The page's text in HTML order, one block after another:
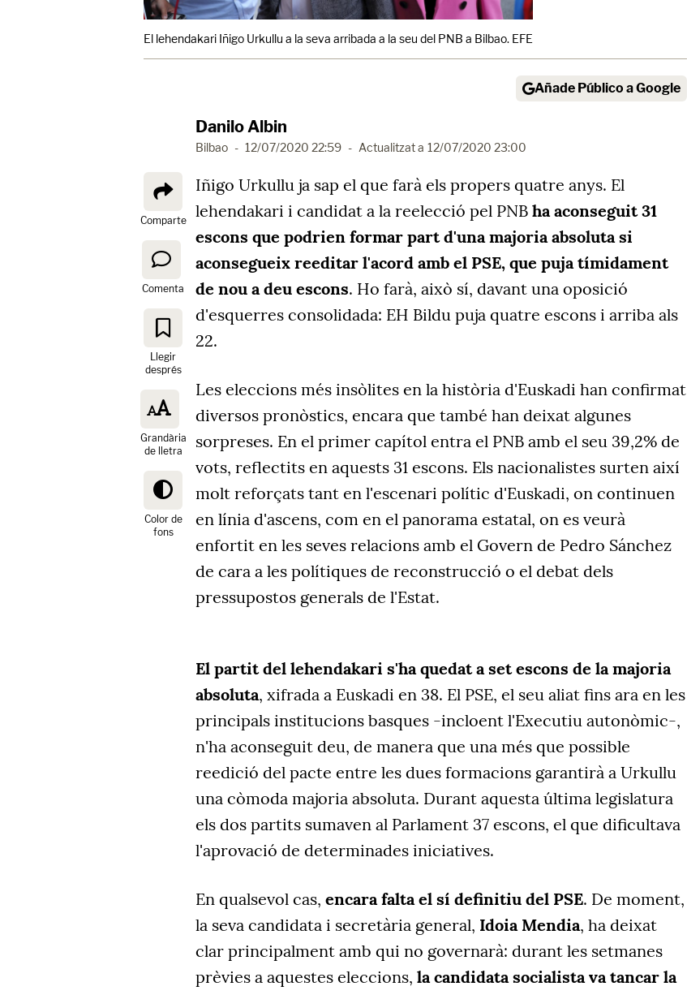
El lehendakari Iñigo Urkullu a la seva arribada a la seu del PNB a Bilbao. EFE
Añade Público a Google
Danilo Albin
Bilbao - 12/07/2020 22:59 - Actualitzat a 12/07/2020 23:00
Comparte
Comenta
Llegir
després
Grandària
de lletra
Color de
fons
Iñigo Urkullu ja sap el que farà els propers quatre anys. El
lehendakari i candidat a la reelecció pel PNB ha aconseguit 31
escons que podrien formar part d'una majoria absoluta si
aconsegueix reeditar l'acord amb el PSE, que puja tímidament
de nou a deu escons. Ho farà, això sí, davant una oposició
d'esquerres consolidada: EH Bildu puja quatre escons i arriba als
22.
Les eleccions més insòlites en la història d'Euskadi han confirmat
diversos pronòstics, encara que també han deixat algunes
sorpreses. En el primer capítol entra el PNB amb el seu 39,2% de
vots, reflectits en aquests 31 escons. Els nacionalistes surten així
molt reforçats tant en l'escenari polític d'Euskadi, on continuen
en línia d'ascens, com en el panorama estatal, on es veurà
enfortit en les seves relacions amb el Govern de Pedro Sánchez
de cara a les polítiques de reconstrucció o el debat dels
pressupostos generals de l'Estat.
El partit del lehendakari s'ha quedat a set escons de la majoria
absoluta, xifrada a Euskadi en 38. El PSE, el seu aliat fins ara en les
principals institucions basques -incloent l'Executiu autonòmic-,
n'ha aconseguit deu, de manera que una més que possible
reedició del pacte entre les dues formacions garantirà a Urkullu
una còmoda majoria absoluta. Durant aquesta última legislatura
els dos partits sumaven al Parlament 37 escons, el que dificultava
l'aprovació de determinades iniciatives.
En qualsevol cas, encara falta el sí definitiu del PSE. De moment,
la seva candidata i secretària general, Idoia Mendia, ha deixat
clar principalment amb qui no governarà: durant les setmanes
prèvies a aquestes eleccions, la candidata socialista va tancar la